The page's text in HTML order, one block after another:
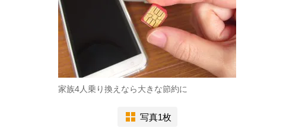
家族4人乗り換えなら大きな節約に
写真1枚